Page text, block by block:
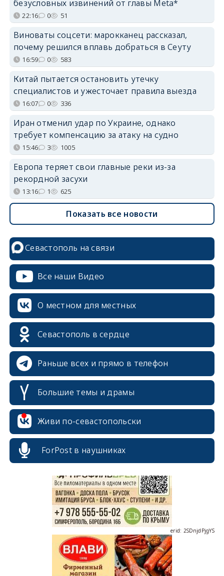
безусловных извинений от главы Meta*
22:16 0 51
Виноваты соцсети: марокканец рассказал,
почему решился вплавь добраться в Сеуту
16:59 0 583
Китай пытается остановить утечку
специалистов и ужесточает правила выезда
16:07 0 336
Иран отменил удар по Украине, однако
требует компенсацию за атаку на судно
15:46 3 1005
Европа теряет свои главные реки из-за
рекордной засухи
13:16 1 625
Показать все новости
Севастополь на связи
Все наши Видео
О местном для местных
Севастополь в сердце
Раньше всех и прямо в телефон
Большие темы и драмы
Живи по-севастопольски
ForPost в наушниках
erid: 2SDnjdPjgYS
erid: 2SDnjdvhGXG